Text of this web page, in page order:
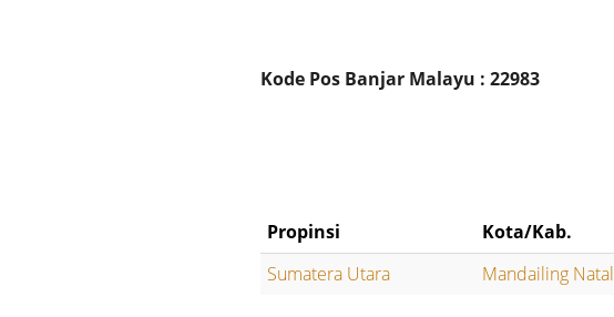
Kode Pos Banjar Malayu : 22983
Propinsi Kota/Kab.
Sumatera Utara
Mandailing Natal